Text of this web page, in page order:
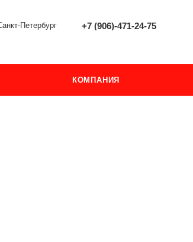
Петербург +7 (906)-471-24-75
КОМПАНИЯ